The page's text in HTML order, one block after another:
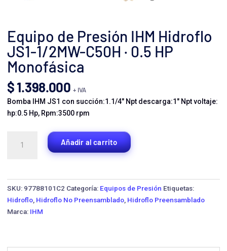
Equipo de Presión IHM Hidroflo
JS1-1/2MW-C50H · 0.5 HP
Monofásica
$1.398.000 + IVA
Bomba IHM JS1 con succión:1.1/4″ Npt descarga:1″ Npt voltaje:
hp:0.5 Hp, Rpm:3500 rpm
Añadir al carrito
SKU: 97788101C2 Categoría: Equipos de Presión Etiquetas:
Hidroflo Hidroflo No Preensamblado Hidroflo Preensamblado
Marca: IHM